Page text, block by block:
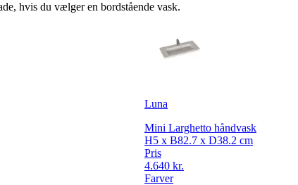
hvis du vælger en bordstående vask.
Luna
Mini Larghetto håndvask
H5 x B82.7 x D38.2 cm
Pris
4.640 kr.
Farver